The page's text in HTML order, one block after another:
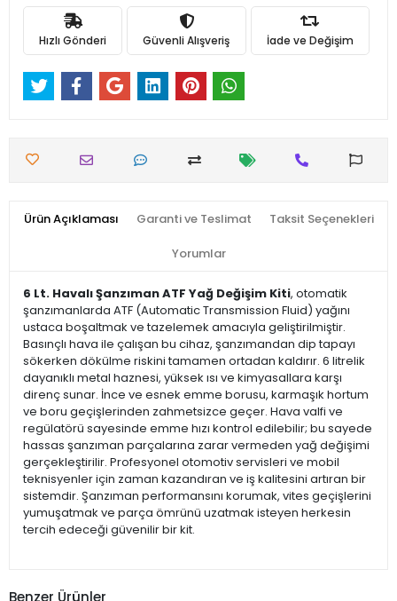
Hızlı Gönderi Güvenli Alışveriş İade ve Değişim
Ürün Açıklaması Garanti ve Teslimat Taksit Seçenekleri
Yorumlar
6 Lt. Havalı Şanzıman ATF Yağ Değişim Kiti, otomatik
şanzımanlarda ATF (Automatic Transmission Fluid) yağını
ustaca boşaltmak ve tazelemek amacıyla geliştirilmiştir.
Basınçlı hava ile çalışan bu cihaz, şanzımandan dip tapayı
sökerken dökülme riskini tamamen ortadan kaldırır. 6 litrelik
dayanıklı metal haznesi, yüksek ısı ve kimyasallara karşı
direnç sunar. İnce ve esnek emme borusu, karmaşık hortum
ve boru geçişlerinden zahmetsizce geçer. Hava valfi ve
regülatörü sayesinde emme hızı kontrol edilebilir; bu sayede
hassas şanzıman parçalarına zarar vermeden yağ değişimi
gerçekleştirilir. Profesyonel otomotiv servisleri ve mobil
teknisyenler için zaman kazandıran ve iş kalitesini artıran bir
sistemdir. Şanzıman performansını korumak, vites geçişlerini
yumuşatmak ve parça ömrünü uzatmak isteyen herkesin
tercih edeceği güvenilir bir kit.
Benzer Ürünler